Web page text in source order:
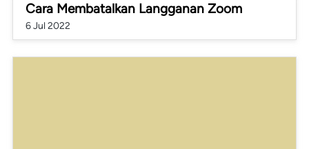
Cara Membatalkan Langganan Zoom
6 Jul 2022